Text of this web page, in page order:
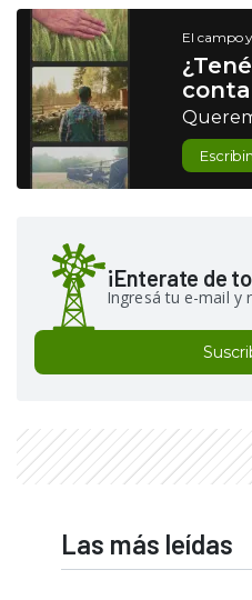
El campo
¡Enterate de
Ingresá tu e-mail y
Las más leídas